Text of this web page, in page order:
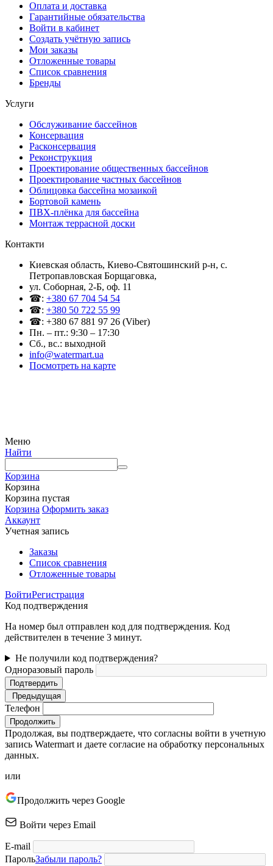
Оплата и доставка
Гарантийные обязательства
Войти в кабинет
Создать учётную запись
Мои заказы
Отложенные товары
Список сравнения
Бренды
Услуги
Обслуживание бассейнов
Консервация
Расконсервация
Реконструкция
Проектирование общественных бассейнов
Проектирование частных бассейнов
Облицовка бассейна мозаикой
Бортовой камень
ПВХ-плёнка для бассейна
Монтаж террасной доски
Контакти
Киевская область, Киево-Святошинский р-н, c.
Петропавловская Борщаговка,
ул. Соборная, 2-Б, оф. 11
☎: +380 67 704 54 54
☎: +380 50 722 55 99
☎: +380 67 881 97 26 (Viber)
Пн. – пт.: 9:30 – 17:30
Сб., вс.: выходной
info@watermart.ua
Посмотреть на карте
Меню
Найти
Корзина
Корзина
Корзина пустая
Корзина Оформить заказ
Аккаунт
Учетная запись
Заказы
Список сравнения
Отложенные товары
ВойтиРегистрация
Код подтверждения
На номер был отправлен код для подтверждения. Код
действителен в течение 3 минут.
Не получили код подтверждения?
Одноразовый пароль
Подтвердить
Предыдущая
Телефон
Продолжить
Продолжая, вы подтверждаете, что согласны войти в учетную
запись Watermart и даете согласие на обработку персональных
данных.
или
Продолжить через Google
Войти через Email
E-mail
ПарольЗабыли пароль?